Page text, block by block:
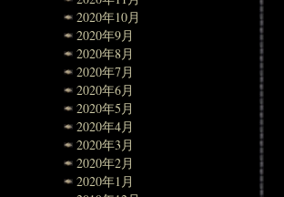
2020年10月
2020年9月
2020年8月
2020年7月
2020年6月
2020年5月
2020年4月
2020年3月
2020年2月
2020年1月